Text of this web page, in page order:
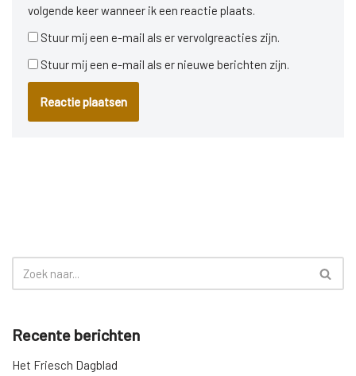
volgende keer wanneer ik een reactie plaats.
Stuur mij een e-mail als er vervolgreacties zijn.
Stuur mij een e-mail als er nieuwe berichten zijn.
Recente berichten
Het Friesch Dagblad